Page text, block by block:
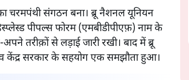
चरमपंथी संगठन बना। ब्रू नैशनल यूनियन
पीपल्स फोरम (एमबीडीपीएफ़) नाम के
तरीक़ों से लड़ाई जारी रखी। बाद में ब्रू
व केंद्र सरकार के सहयोग एक समझौता हुआ।